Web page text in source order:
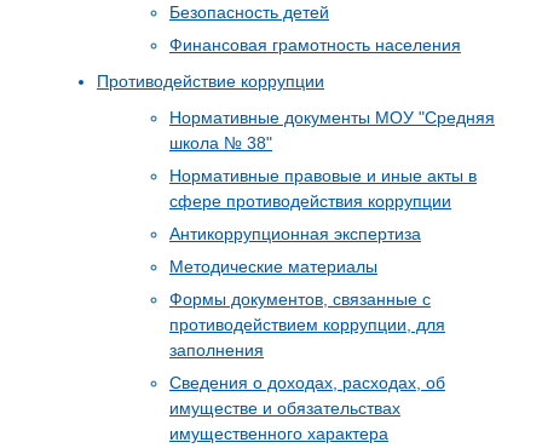
Безопасность детей
Финансовая грамотность населения
Противодействие коррупции
Нормативные документы МОУ "Средняя
школа № 38"
Нормативные правовые и иные акты в
сфере противодействия коррупции
Антикоррупционная экспертиза
Методические материалы
Формы документов, связанные с
противодействием коррупции, для
заполнения
Сведения о доходах, расходах, об
имуществе и обязательствах
имущественного характера